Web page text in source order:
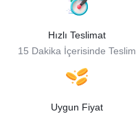
Hızlı Teslimat
15 Dakika İçerisinde Teslim
Uygun Fiyat